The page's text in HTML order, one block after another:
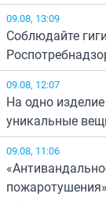
09.08, 13:09
Соблюдайте
09.08, 12:07
На одно
уникальные
09.08, 11:06